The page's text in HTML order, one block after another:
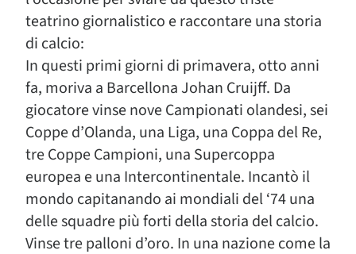
teatrino giornalistico e raccontare una storia
di calcio:
In questi primi giorni di primavera, otto anni
fa, moriva a Barcellona Johan Cruijff. Da
giocatore vinse nove Campionati olandesi, sei
Coppe d’Olanda, una Liga, una Coppa del Re,
tre Coppe Campioni, una Supercoppa
europea e una Intercontinentale. Incantò il
mondo capitanando ai mondiali del ‘74 una
delle squadre più forti della storia del calcio.
Vinse tre palloni d’oro. In una nazione come la